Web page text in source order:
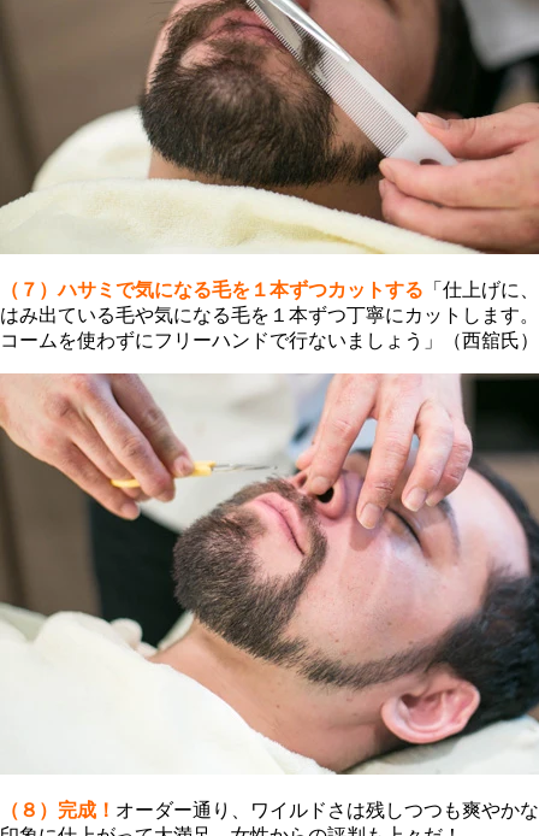
（７）ハサミで気になる毛を１本ずつカットする 「仕上げに、
はみ出ている毛や気になる毛を１本ずつ丁寧にカットします。
コームを使わずにフリーハンドで行ないましょう」（西舘氏）
（８）完成！ オーダー通り、ワイルドさは残しつつも爽やかな